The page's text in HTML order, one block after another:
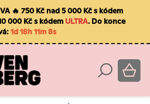
🔥 750 Kč nad 5 000 Kč s kódem
000 Kč s kódem ULTRA. Do konce
1d 18h 11m 7s